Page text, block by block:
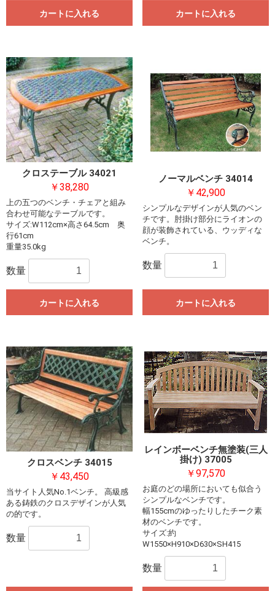
カートに入れる カートに入れる
クロステーブル 34021
￥38,280
上の五つのベンチ・チェアと組み
合わせ可能なテーブルです。
サイズ:W112cm×高さ64.5cm 奥
行61cm
重量35.0kg
数量
カートに入れる
ノーマルベンチ 34014
￥42,900
シンプルなデザインが人気のベン
チです。肘掛け部分にライオンの
顔が装飾されている、ウッディな
ベンチ。
数量
カートに入れる
クロスベンチ 34015
￥43,450
当サイト人気No.1ベンチ。 高級感
ある鋳鉄のクロスデザインが人気
の的です。
数量
レインボーベンチ無塗装(三人
掛け) 37005
￥97,570
お庭のどの場所においても似合う
シンプルなベンチです。
幅155cmのゆったりしたチーク素
材のベンチです。
サイズ:約
W1550×H910×D630×SH415
数量